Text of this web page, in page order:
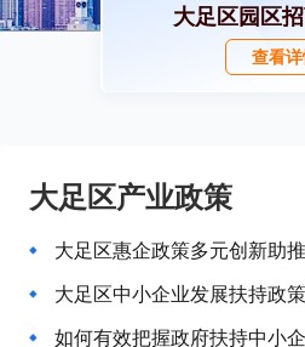
大足区园区
查看
大足区产业政策
大足区惠企政策多元创新助
大足区中小企业发展扶持政
如何有效把握政府扶持中小